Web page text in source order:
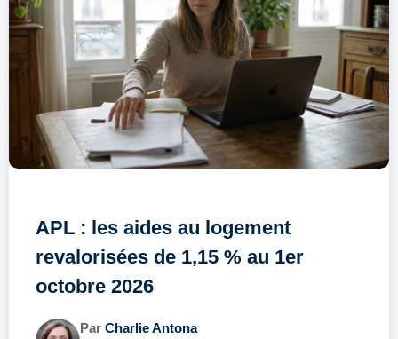
APL : les aides au logement
revalorisées de 1,15 % au 1er
octobre 2026
Par Charlie Antona